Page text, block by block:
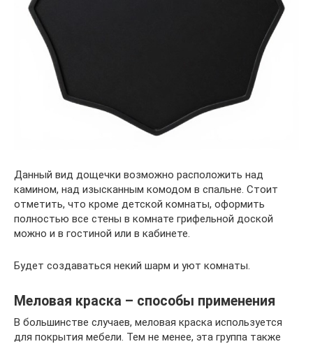
Данный вид дощечки возможно расположить над
камином, над изысканным комодом в спальне. Стоит
отметить, что кроме детской комнаты, оформить
полностью все стены в комнате грифельной доской
можно и в гостиной или в кабинете.
Будет создаваться некий шарм и уют комнаты.
Меловая краска – способы применения
В большинстве случаев, меловая краска используется
для покрытия мебели. Тем не менее, эта группа также